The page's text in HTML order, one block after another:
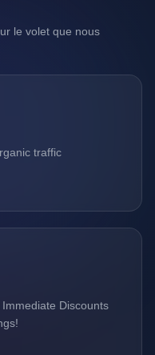
le volet que nous
traffic
Discounts